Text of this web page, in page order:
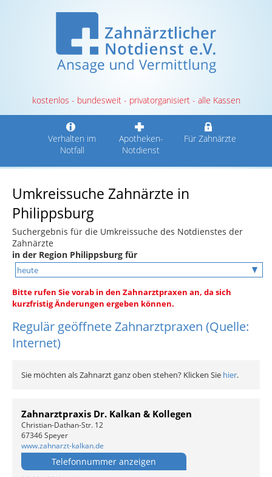
kostenlos - bundesweit - privatorganisiert - alle Kassen
Verhalten im
Notfall
Apotheken-
Notdienst
Für Zahnärzte
Umkreissuche Zahnärzte in
Philippsburg
Suchergebnis für die Umkreissuche des Notdienstes der
Zahnärzte
in der Region Philippsburg für
Bitte rufen Sie vorab in den Zahnarztpraxen an, da sich
kurzfristig Änderungen ergeben können.
Regulär geöffnete Zahnarztpraxen (Quelle:
Internet)
Sie möchten als Zahnarzt ganz oben stehen? Klicken Sie hier.
Zahnarztpraxis Dr. Kalkan & Kollegen
Christian-Dathan-Str. 12
67346 Speyer
www.zahnarzt-kalkan.de
Telefonnummer anzeigen